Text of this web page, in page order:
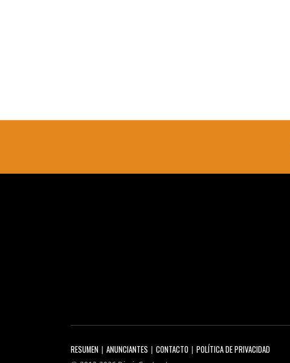
RESUMEN ANUNCIANTES CONTACTO POLÍTICA DE PRIVACIDAD